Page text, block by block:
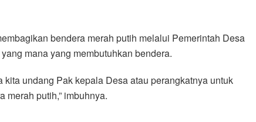
bendera merah putih melalui Pemerintah Desa
mana yang membutuhkan bendera.
undang Pak kepala Desa atau perangkatnya untuk
merah putih,” imbuhnya.